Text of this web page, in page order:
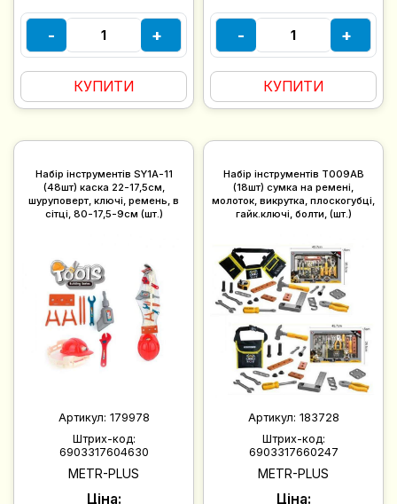
- +
КУПИТИ
- +
КУПИТИ
Набір iнструментів SY1A-11
(48шт) каска 22-17,5см,
шуруповерт, ключі, ремень, в
сітці, 80-17,5-9см (шт.)
Артикул: 179978
Штрих-код:
6903317604630
METR-PLUS
Ціна:
Набір iнструментів T009AB
(18шт) сумка на ремені,
молоток, викрутка, плоскогубці,
гайк.ключі, болти, (шт.)
Артикул: 183728
Штрих-код:
6903317660247
METR-PLUS
Ціна: